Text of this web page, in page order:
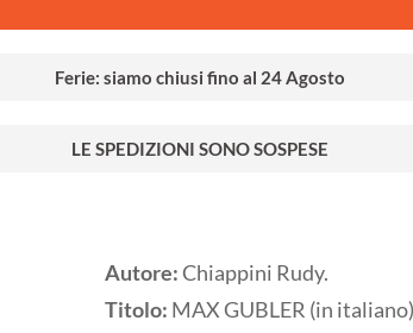
Ferie: siamo chiusi fino al 24 Agosto
LE SPEDIZIONI SONO SOSPESE
Autore:Chiappini Rudy.
Titolo: MAX GUBLER (in